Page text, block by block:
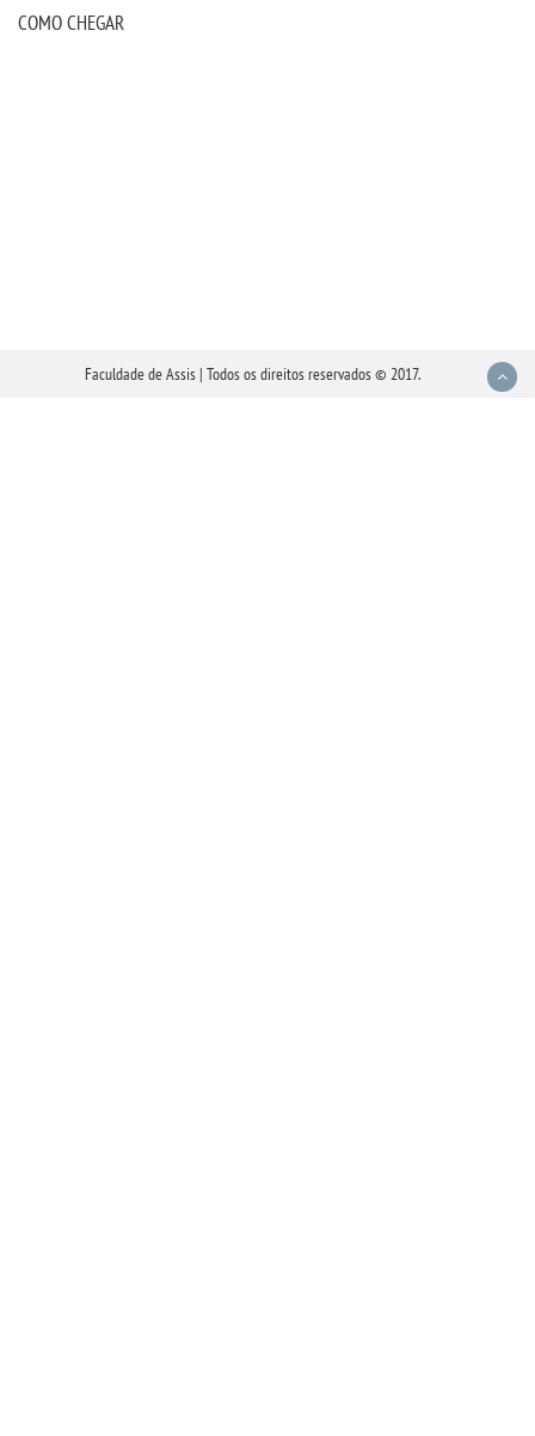
COMO CHEGAR
Faculdade de Assis | Todos os direitos reservados © 2017.